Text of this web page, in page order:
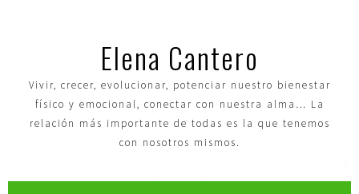
Elena Cantero
Vivir, crecer, evolucionar, potenciar nuestro bienestar
físico y emocional, conectar con nuestra alma… La
relación más importante de todas es la que tenemos
con nosotros mismos.